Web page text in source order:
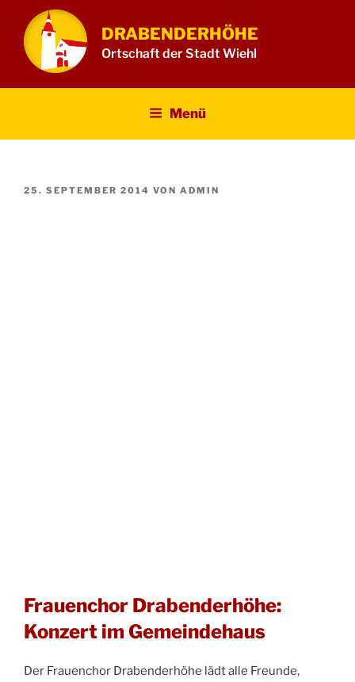
Inhalt
springen
DRABENDERHÖHE
Ortschaft der Stadt Wiehl
Menü
VERÖFFENTLICHT
25. SEPTEMBER 2014 VON ADMIN
Frauenchor Drabenderhöhe:
Konzert im Gemeindehaus
Der Frauenchor Drabenderhöhe lädt alle Freunde,